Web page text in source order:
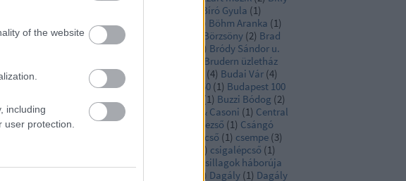
of the website
including
protection.
Bíró Gyula (1)
Blaha Lujza tér
Böhm Aranka (1)
bontás
) Börzsöny (2) Brad
(1)Brauch hentesüzlet ) Bródy Sándor u.
Brudern üzletház
Bruno Baptistelli (4) Budai Vár (4)
Budapest100
Budapest150 (1) Budapest 100
BÚÉK( (1) Buzzi Bódog (2)
Callmeyer Ferenc
Casoni & Casoni (1) Central
Park(1)Citadella Csaba Rezső (1) Csángó
cselédlépcső (1) csempe (3)
) csigalépcső (1)
Csillagok háborúja
) Dagály (1) Dagály